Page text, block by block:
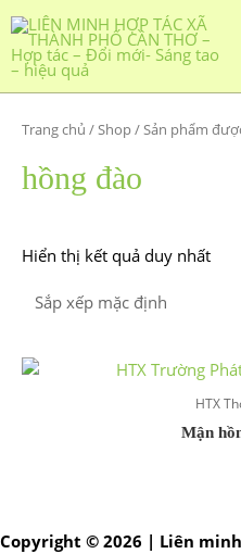
Nhảy
tới
nội
Trang chủ /Shop/ Sản phẩm
hồng đào
Hiển thị kết quả duy nhất
HTX
Mận
Copyright © 2026 | Liên